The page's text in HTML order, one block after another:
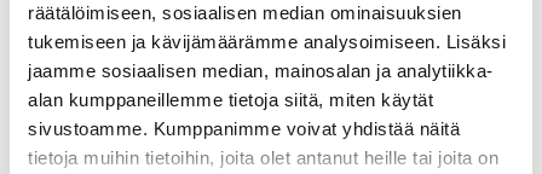
räätälöimiseen, sosiaalisen median ominaisuuksien
tukemiseen ja kävijämäärämme analysoimiseen. Lisäksi
jaamme sosiaalisen median, mainosalan ja analytiikka-
alan kumppaneillemme tietoja siitä, miten käytät
sivustoamme. Kumppanimme voivat yhdistää näitä
tietoja muihin tietoihin, joita olet antanut heille tai joita on
Etusivu